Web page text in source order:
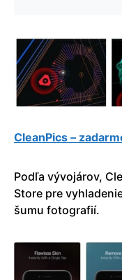
CleanPics –
Podľa vývojárov,
Store pre
šumu fotografií.